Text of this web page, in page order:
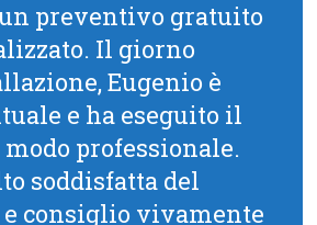
preventivo gratuito
Il giorno
Eugenio è
e ha eseguito il
professionale.
soddisfatta del
consiglio vivamente